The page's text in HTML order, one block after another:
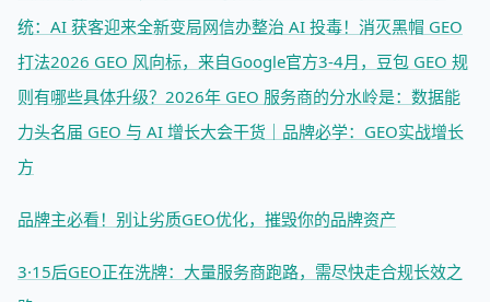
统：AI 获客迎来全新变局网信办整治 AI 投毒！消灭黑帽 GEO
打法2026 GEO 风向标，来自Google官方3-4月，豆包 GEO 规
则有哪些具体升级？ 2026年 GEO 服务商的分水岭是：数据能
力头名届 GEO 与 AI 增长大会干货｜品牌必学：GEO实战增长
方
品牌主必看！别让劣质GEO优化，摧毁你的品牌资产
3·15后GEO正在洗牌：大量服务商跑路，需尽快走合规长效之